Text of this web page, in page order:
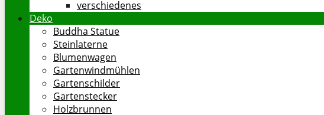
verschiedenes
Deko
Buddha Statue
Steinlaterne
Blumenwagen
Gartenwindmühlen
Gartenschilder
Gartenstecker
Holzbrunnen